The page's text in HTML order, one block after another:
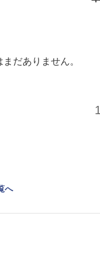
だありません。
へ